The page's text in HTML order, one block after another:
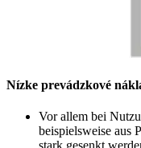
Nízke prevádzkové
Vor allem bei
beispielsweise aus